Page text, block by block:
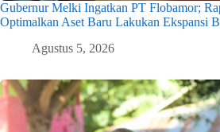
Gubernur Melki Ingatkan PT Flobamor;
Optimalkan Aset Baru Lakukan Ekspansi
Agustus 5, 2026